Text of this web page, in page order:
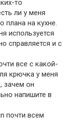
то
ли у меня
на кухне.
используется
справляется и с
все с какой-
крючка у меня
зачем он
напишите в
почти всем